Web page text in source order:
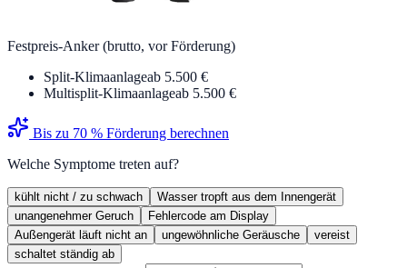
Festpreis-Anker (brutto, vor Förderung)
Split-Klimaanlageab 5.500 €
Multisplit-Klimaanlageab 5.500 €
Bis zu 70 % Förderung berechnen
Welche Symptome treten auf?
kühlt nicht / zu schwach
Wasser tropft aus dem Innengerät
unangenehmer Geruch
Fehlercode am Display
Außengerät läuft nicht an
ungewöhnliche Geräusche
vereist
schaltet ständig ab